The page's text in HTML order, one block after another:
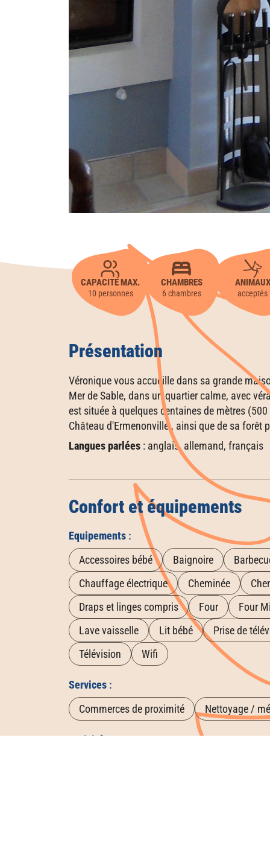
CAPACITÉ MAX.
10 personnes
CHAMBRES
6 chambres
ANIMAUX
acceptés
Présentation
Véronique vous accueille dans sa grande
Mer de Sable, dans un quartier calme, avec
est située à quelques centaines de mètres
Château d'Ermenonville , ainsi que de sa forêt
Langues parlées : anglais, allemand, français
Confort et équipements
Equipements :
Accessoires bébé Baignoire
Chauffage électrique
Cheminée
Draps et linges compris
Four
Four
Lave vaisselle
Lit bébé
Prise de
Télévision
Wifi
Services :
Commerces de proximité Nettoyage /
Activités: